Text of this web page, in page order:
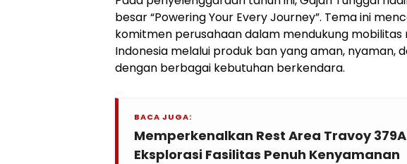
besar “Powering Your Every Journey”. Tema ini
komitmen perusahaan dalam mendukung
Indonesia melalui produk ban yang aman, nyaman,
dengan berbagai kebutuhan berkendara.
BACA JUGA:
Memperkenalkan Rest Area Travoy
Eksplorasi Fasilitas Penuh Kenyamanan